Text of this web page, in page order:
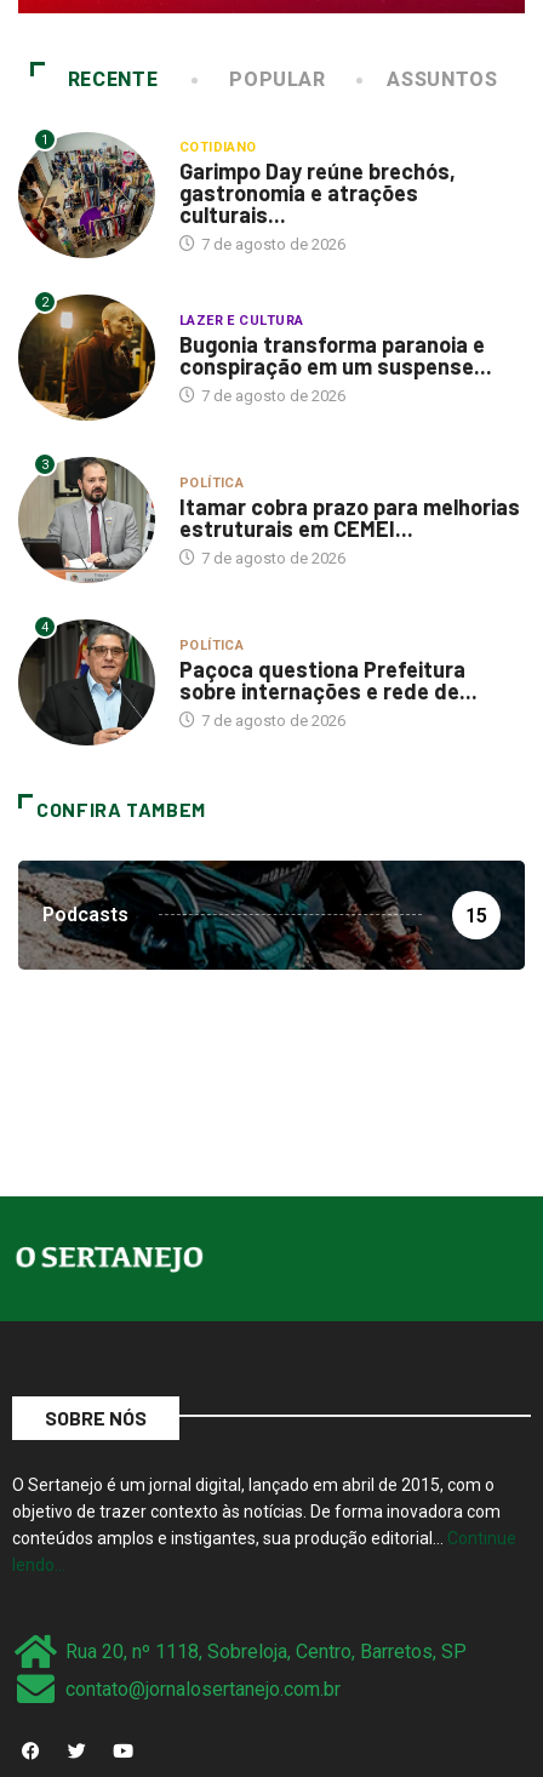
RECENTE POPULAR ASSUNTOS
1 COTIDIANO
Garimpo Day reúne brechós,
gastronomia e atrações
culturais...
7 de agosto de 2026
2
LAZER E CULTURA
Bugonia transforma paranoia e
conspiração em um suspense...
7 de agosto de 2026
3
POLÍTICA
Itamar cobra prazo para melhorias
estruturais em CEMEI...
7 de agosto de 2026
4
POLÍTICA
Paçoca questiona Prefeitura
sobre internações e rede de...
7 de agosto de 2026
CONFIRA TAMBEM
Podcasts 15
SOBRE NÓS
O Sertanejo é um jornal digital, lançado em abril de 2015, com o
objetivo de trazer contexto às notícias. De forma inovadora com
conteúdos amplos e instigantes, sua produção editorial… Continue
lendo…
Rua 20, nº 1118, Sobreloja, Centro, Barretos, SP
contato@jornalosertanejo.com.br